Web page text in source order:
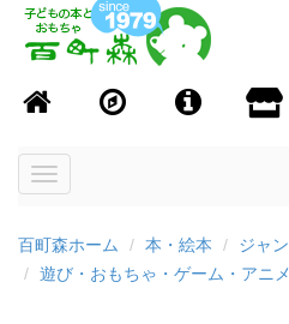
Toggle
百町森ホーム 本・絵本
ジャ
遊び・おもちゃ・ゲーム・アニメ